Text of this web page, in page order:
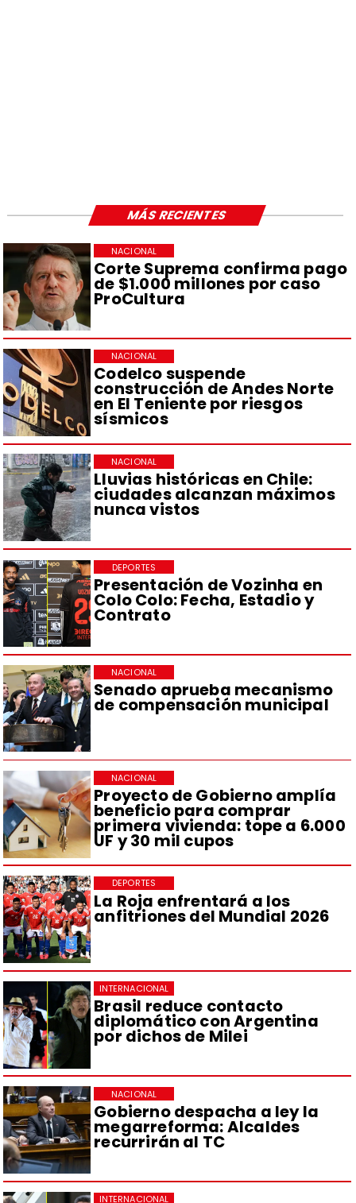
Corte Suprema confirma pago
de $1.000 millones por caso
ProCultura
NACIONAL
Codelco suspende
construcción de Andes Norte
en El Teniente por riesgos
sísmicos
NACIONAL
Lluvias históricas en Chile:
ciudades alcanzan máximos
nunca vistos
NACIONAL
Presentación de Vozinha en
Colo Colo: Fecha, Estadio y
Contrato
DEPORTES
Senado aprueba mecanismo
de compensación municipal
NACIONAL
Proyecto de Gobierno amplía
beneficio para comprar
primera vivienda: tope a 6.000
UF y 30 mil cupos
NACIONAL
La Roja enfrentará a los
anfitriones del Mundial 2026
DEPORTES
Brasil reduce contacto
diplomático con Argentina
por dichos de Milei
INTERNACIONAL
Gobierno despacha a ley la
megarreforma: Alcaldes
recurrirán al TC
NACIONAL
INTERNACIONAL
MÁS RECIENTES